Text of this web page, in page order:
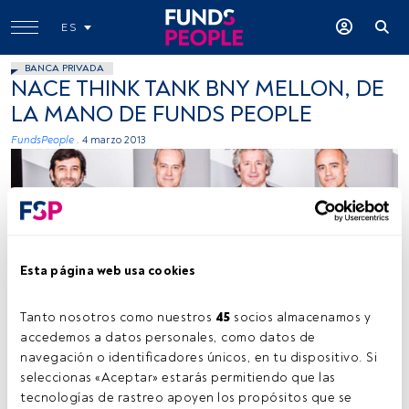
Esta página web usa cookies
Tanto nosotros como nuestros 45 socios almacenamos y
accedemos a datos personales, como datos de
navegación o identificadores únicos, en tu dispositivo. Si
seleccionas «Aceptar» estarás permitiendo que las
tecnologías de rastreo apoyen los propósitos que se
ES
BANCA PRIVADA
NACE THINK TANK BNY MELLON, DE
LA MANO DE FUNDS PEOPLE
FundsPeople . 4 marzo 2013
Tiempo lectura: 2 min.